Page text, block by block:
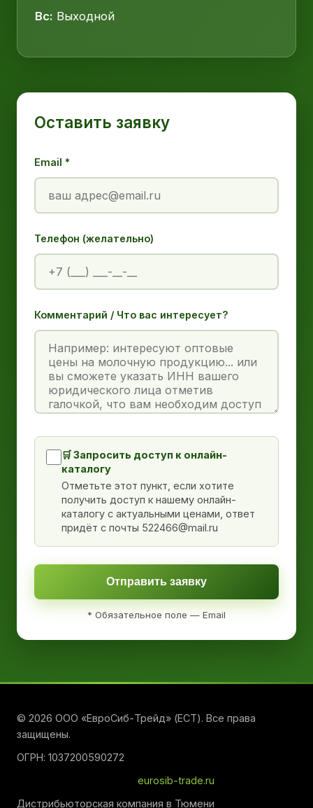
Вс: Выходной
Оставить заявку
Email *
Телефон (желательно)
Комментарий / Что вас интересует?
🛒 Запросить доступ к онлайн-
каталогу
Отметьте этот пункт, если хотите
получить доступ к нашему онлайн-
каталогу с актуальными ценами, ответ
придёт с почты 522466@mail.ru
Отправить заявку
* Обязательное поле — Email
© 2026 ООО «ЕвроСиб-Трейд» (ЕСТ). Все права
защищены.
ОГРН: 1037200590272
eurosib-trade.ru
Дистрибьюторская компания в Тюмени